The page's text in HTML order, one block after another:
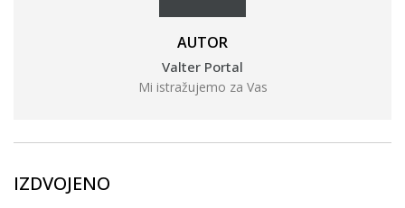
AUTOR
Valter Portal
Mi istražujemo za Vas
IZDVOJENO